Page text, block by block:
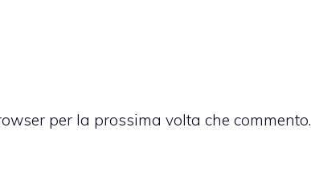
per la prossima volta che commento.